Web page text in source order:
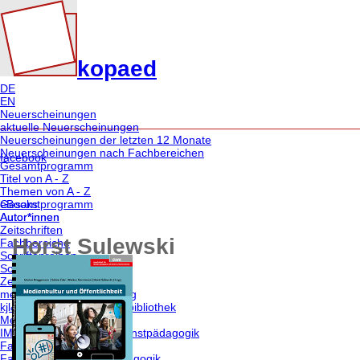
kopaed
DE
EN
Neuerscheinungen
aktuelle Neuerscheinungen
Neuerscheinungen der letzten 12 Monate
Neuerscheinungen nach Fachbereichen
Gesamtprogramm
Titel von A - Z
Themen von A - Z
eBooks
Autor*innen
Zeitschriften
Fachbereiche
Schriftenreihen
Sonderangebote
Zeitschriften
merz | medien + erziehung
kjl&m - forschung.schule.bibliothek
Medien & Altern
IMAGO | Zeitschrift für Kunstpädagogik
Fachbereiche | Themen
facebook
Gesamtprogramm
Autor*innen
Horst Sulewski